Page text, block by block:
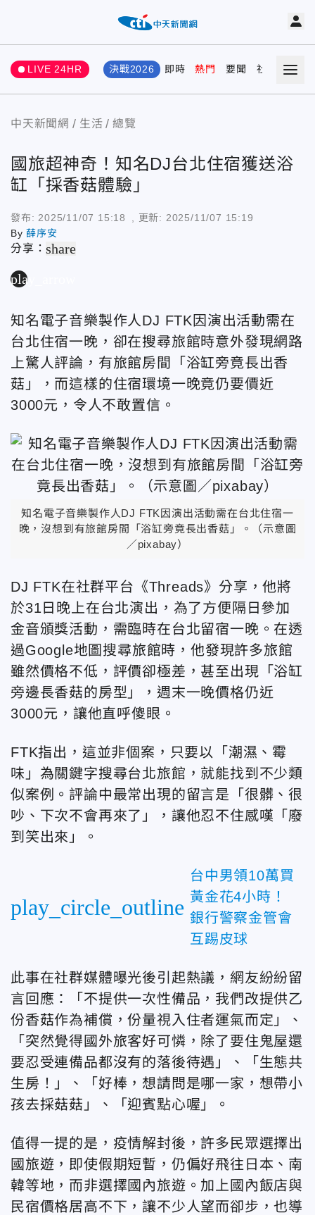
LIVE 24HR 決戰2026 即時 熱門 要聞 社會 娛樂
中天新聞網 生活 總覽
國旅超神奇！知名DJ台北住宿獲送浴
缸「採香菇體驗」
發布: 2025/11/07 15:18 , 更新: 2025/11/07 15:19
By薛序安
分享：share
play_arrow
知名電子音樂製作人DJ FTK因演出活動需在
台北住宿一晚，卻在搜尋旅館時意外發現網路
上驚人評論，有旅館房間「浴缸旁竟長出香
菇」，而這樣的住宿環境一晚竟仍要價近
3000元，令人不敢置信。
知名電子音樂製作人DJ FTK因演出活動需在台北住宿一
晚，沒想到有旅館房間「浴缸旁竟長出香菇」。（示意圖
／pixabay）
DJ FTK在社群平台《Threads》分享，他將
於31日晚上在台北演出，為了方便隔日參加
金音頒獎活動，需臨時在台北留宿一晚。在透
過Google地圖搜尋旅館時，他發現許多旅館
雖然價格不低，評價卻極差，甚至出現「浴缸
旁邊長香菇的房型」，週末一晚價格仍近
3000元，讓他直呼傻眼。
FTK指出，這並非個案，只要以「潮濕、霉
味」為關鍵字搜尋台北旅館，就能找到不少類
似案例。評論中最常出現的留言是「很髒、很
吵、下次不會再來了」，讓他忍不住感嘆「廢
到笑出來」。
play_circle_outline
台中男領10萬買
黃金花4小時！
銀行警察金管會
互踢皮球
此事在社群媒體曝光後引起熱議，網友紛紛留
言回應：「不提供一次性備品，我們改提供乙
份香菇作為補償，份量視入住者運氣而定」、
「突然覺得國外旅客好可憐，除了要住鬼屋還
要忍受連備品都沒有的落後待遇」、「生態共
生房！」、「好棒，想請問是哪一家，想帶小
孩去採菇菇」、「迎賓點心喔」。
值得一提的是，疫情解封後，許多民眾選擇出
國旅遊，即使假期短暫，仍偏好飛往日本、南
韓等地，而非選擇國內旅遊。加上國內飯店與
民宿價格居高不下，讓不少人望而卻步，也導